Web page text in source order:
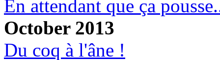
En attendant que ça
October 2013
Du coq à l'âne !